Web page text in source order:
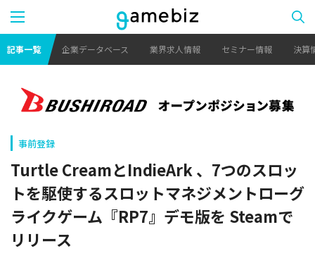
記事一覧 企業データベース 業界求人情報 セミナー情報 決算
事前登録
Turtle CreamとIndieArk 、7つのスロッ
トを駆使するスロットマネジメントローグ
ライクゲーム『RP7』デモ版を Steamで
リリース